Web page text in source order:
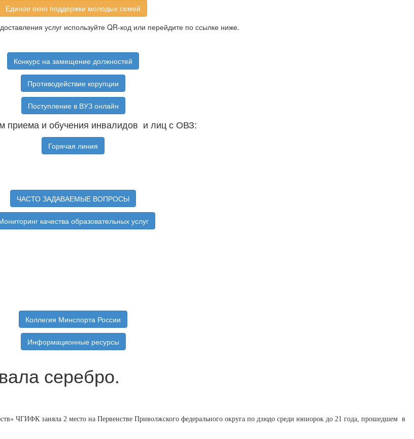
Единое окно поддержки молодых семей
услуг используйте QR-код или перейдите по ссылке ниже.
Конкурс на замещение должностей
Противодействие корупции
Поступление в ВУЗ онлайн
приема и обучения инвалидов и лиц с ОВЗ:
Горячая линия
ЧАСТО ЗАДАВАЕМЫЕ ВОПРОСЫ
качества образовательных услуг
Коллегия Минспорта России
Информационные ресурсы
серебро.
ЧГИФК заняла 2 место на Первенстве Приволжского федерального округа по дзюдо среди юниорок до 21 года, прошедшем в